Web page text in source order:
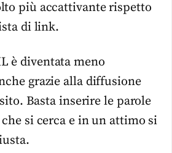
più accattivante rispetto
di link.
è diventata meno
grazie alla diffusione
Basta inserire le parole
si cerca e in un attimo si